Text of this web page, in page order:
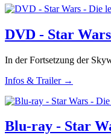
DVD - Star
In der Fortsetzung der
Infos & Trailer →
Blu-ray - Star